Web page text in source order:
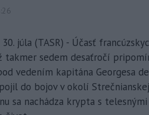
júla (TASR) - Účasť
takmer sedem desaťročí
vedením kapitána Georgesa
do bojov v okolí
sa nachádza krypta s